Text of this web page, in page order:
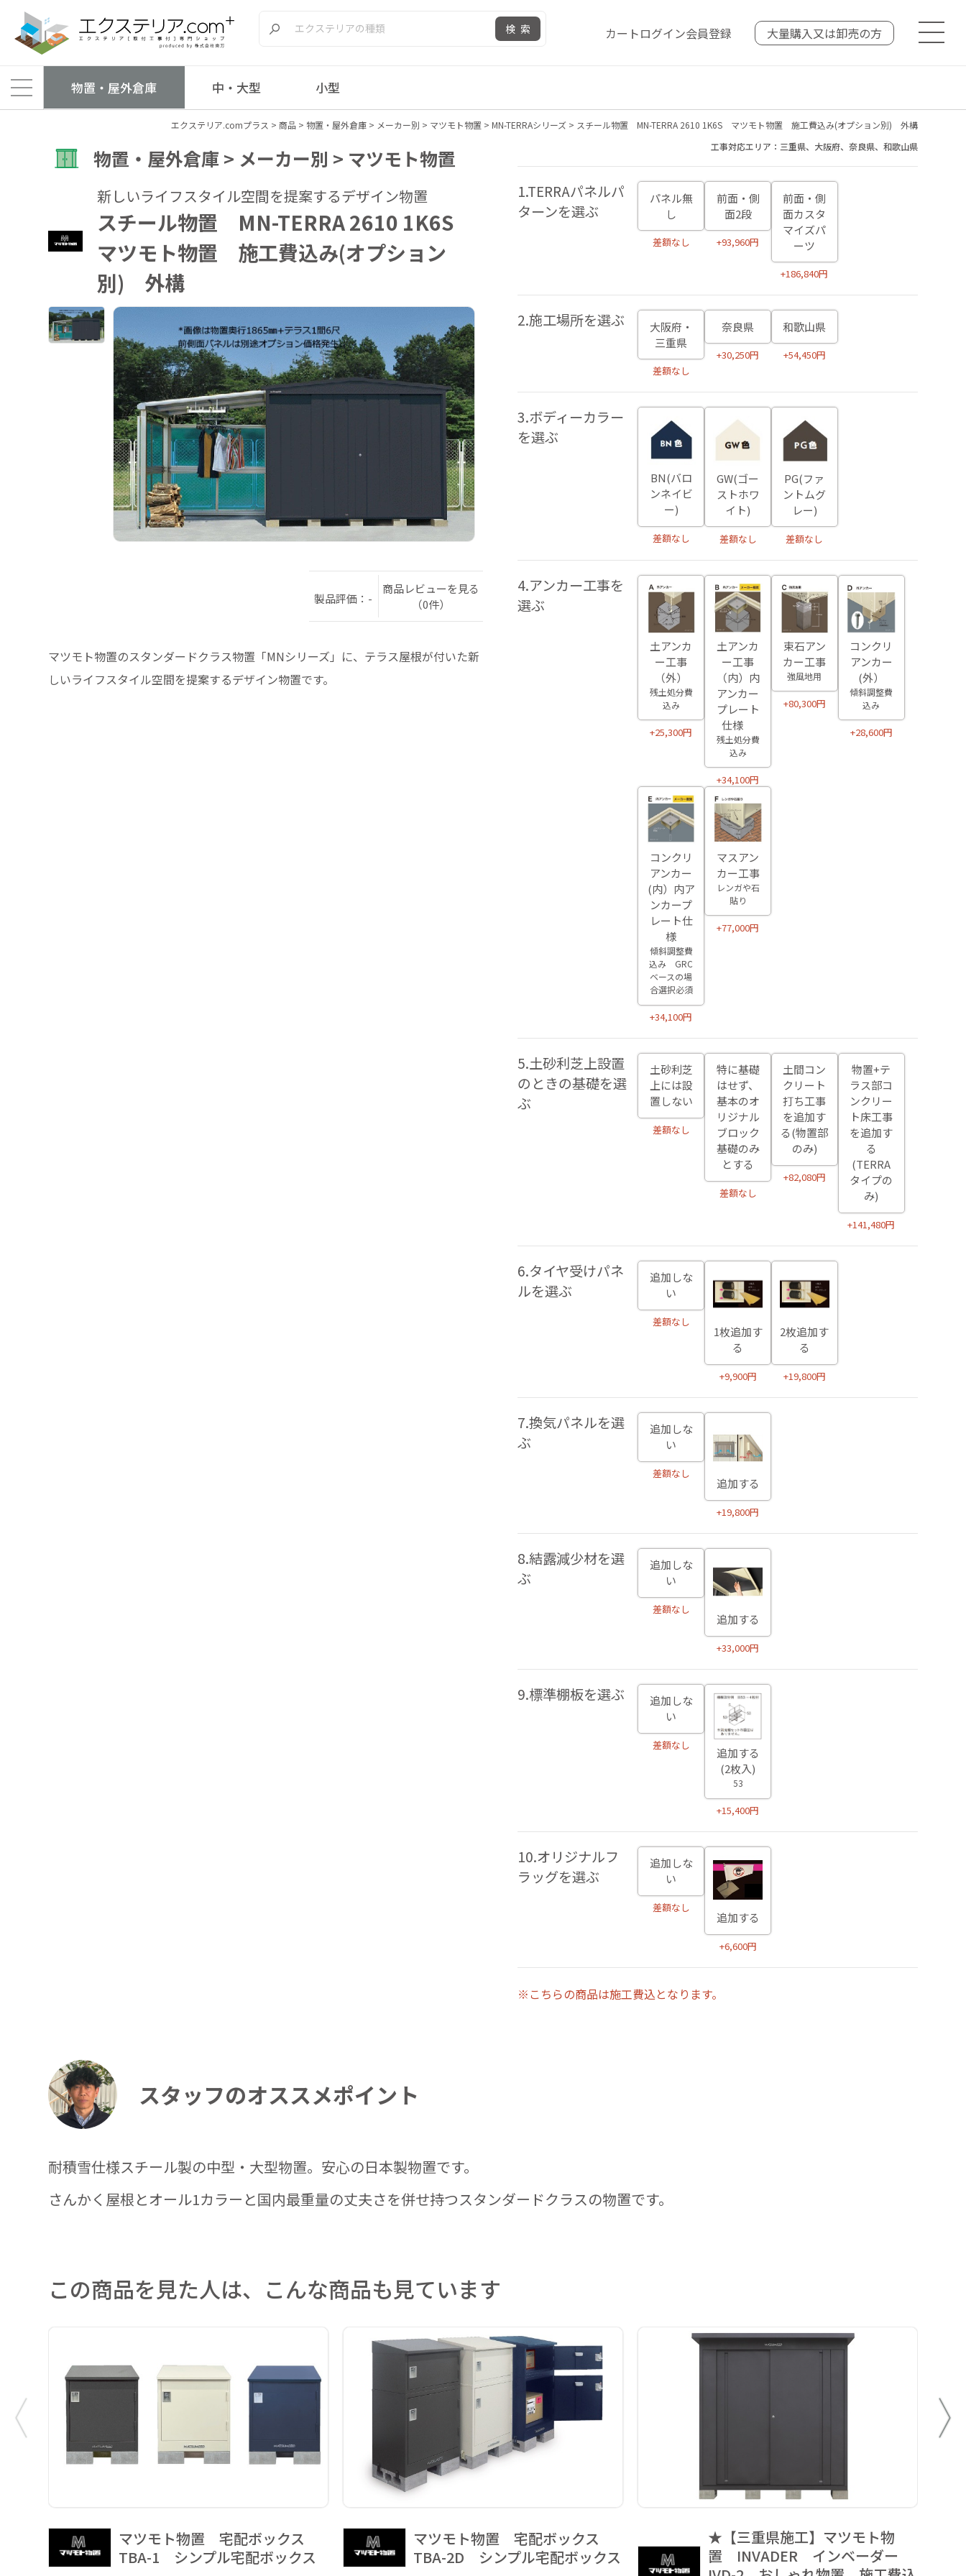
検索 カートログイン会員登録 大量購入又は卸売の方
物置・屋外倉庫 中・大型 小型
エクステリア.comプラス > 商品> 物置・屋外倉庫> メーカー別 > マツモト物置 > MN-TERRAシリーズ> スチール物置 MN-TERRA 2610 1K6S マツモト物置 施工費込み(オプション別) 外構
物置・屋外倉庫 > メーカー別 > マツモト物置
新しいライフスタイル空間を提案するデザイン物置
スチール物置 MN-TERRA 2610 1K6S
マツモト物置 施工費込み(オプション
別) 外構
製品評価：-
商品レビューを見る
（0件）
マツモト物置のスタンダードクラス物置「MNシリーズ」に、テラス屋根が付いた新
しいライフスタイル空間を提案するデザイン物置です。
工事対応エリア：三重県、大阪府、奈良県、和歌山県
1.TERRAパネルパ
ターンを選ぶ
パネル無
し
差額なし
前面・側
面2段
+93,960円
前面・側
面カスタ
マイズパ
ーツ
+186,840円
2.施工場所を選ぶ
大阪府・
三重県
差額なし
奈良県
+30,250円
和歌山県
+54,450円
3.ボディーカラー
を選ぶ
BN(バロ
ンネイビ
ー)
差額なし
GW(ゴー
ストホワ
イト)
差額なし
PG(ファ
ントムグ
レー)
差額なし
4.アンカー工事を
選ぶ
土アンカ
ー工事
（外）
残土処分費
込み
+25,300円
土アンカ
ー工事
（内）内
アンカー
プレート
仕様
残土処分費
込み
+34,100円
束石アン
カー工事
強風地用
+80,300円
コンクリ
アンカー
(外）
傾斜調整費
込み
+28,600円
コンクリ
アンカー
(内）内ア
ンカープ
レート仕
様
傾斜調整費
込み GRC
ベースの場
合選択必須
+34,100円
マスアン
カー工事
レンガや石
貼り
+77,000円
5.土砂利芝上設置
のときの基礎を選
ぶ
土砂利芝
上には設
置しない
差額なし
特に基礎
はせず、
基本のオ
リジナル
ブロック
基礎のみ
とする
差額なし
土間コン
クリート
打ち工事
を追加す
る(物置部
のみ)
+82,080円
物置+テ
ラス部コ
ンクリー
ト床工事
を追加す
る
(TERRA
タイプの
み)
+141,480円
6.タイヤ受けパネ
ルを選ぶ
追加しな
い
差額なし
1枚追加す
る
+9,900円
2枚追加す
る
+19,800円
7.換気パネルを選
ぶ
追加しな
い
差額なし
追加する
+19,800円
8.結露減少材を選
ぶ
追加しな
い
差額なし
追加する
+33,000円
9.標準棚板を選ぶ
追加しな
い
差額なし
追加する
(2枚入)
53
+15,400円
10.オリジナルフ
ラッグを選ぶ
追加しな
い
差額なし
追加する
+6,600円
※こちらの商品は施工費込となります。
スタッフのオススメポイント
耐積雪仕様スチール製の中型・大型物置。安心の日本製物置です。
さんかく屋根とオール1カラーと国内最重量の丈夫さを併せ持つスタンダードクラスの物置です。
この商品を見た人は、こんな商品も見ています
マツモト物置 宅配ボックス
TBA-1 シンプル宅配ボックス
マツモト物置 宅配ボックス
TBA-2D シンプル宅配ボックス
★【三重県施工】マツモト物
置 INVADER インベーダー